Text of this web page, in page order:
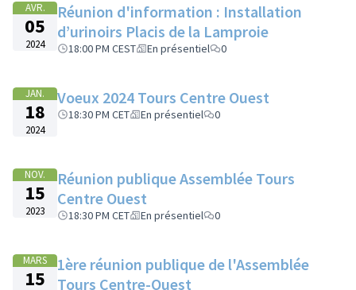
AVR.
05
2024
Réunion d'information : Installation
d’urinoirs Placis de la Lamproie
18:00 PM CEST En présentiel 0
JAN.
18
2024
Voeux 2024 Tours Centre Ouest
18:30 PM CET En présentiel 0
NOV.
15
2023
Réunion publique Assemblée Tours
Centre Ouest
18:30 PM CET En présentiel 0
MARS
15
1ère réunion publique de l'Assemblée
Tours Centre-Ouest